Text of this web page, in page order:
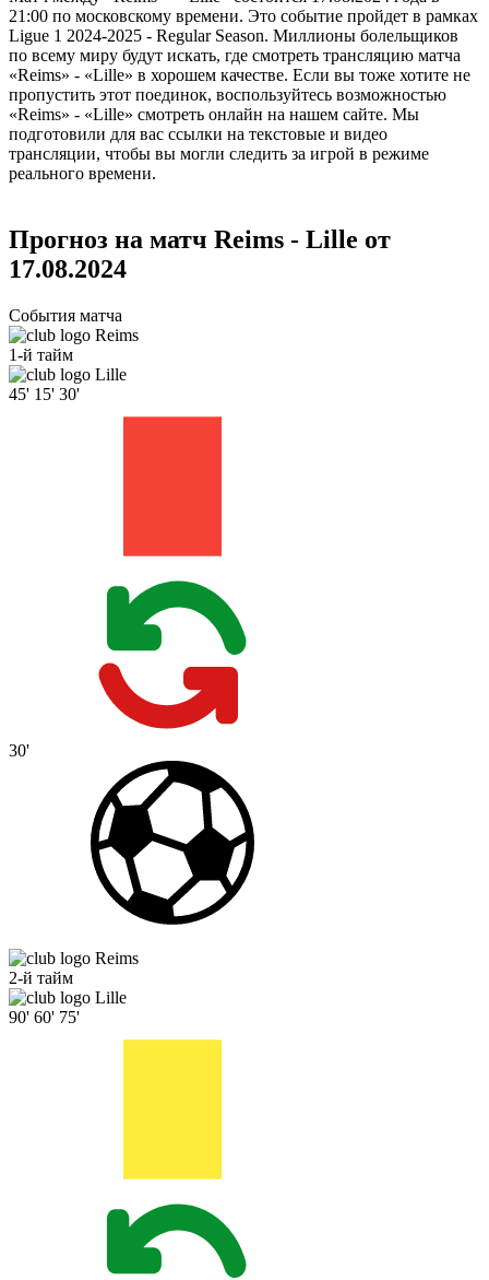
21:00 по московскому времени. Это событие пройдет в рамках
Ligue 1 2024-2025 - Regular Season. Миллионы болельщиков
по всему миру будут искать, где смотреть трансляцию матча
«Reims» - «Lille» в хорошем качестве. Если вы тоже хотите не
пропустить этот поединок, воспользуйтесь возможностью
«Reims» - «Lille» смотреть онлайн на нашем сайте. Мы
подготовили для вас ссылки на текстовые и видео
трансляции, чтобы вы могли следить за игрой в режиме
реального времени.
Прогноз на матч Reims - Lille от
17.08.2024
События матча
Reims
1-й тайм
Lille
45' 15' 30'
30'
Reims
2-й тайм
Lille
90' 60' 75'